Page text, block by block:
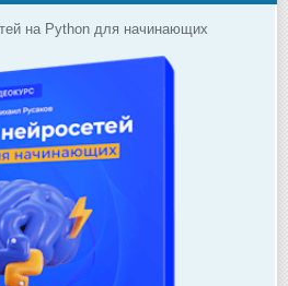
на Python для начинающих